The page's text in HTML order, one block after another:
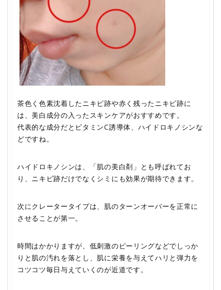
茶色く色素沈着したニキビ跡や赤く残ったニキビ跡に
は、美白成分の入ったスキンケアがおすすめです。
代表的な成分だとビタミンC誘導体、ハイドロキノシンな
どですね。
ハイドロキノシンは、「肌の美白剤」とも呼ばれてお
り、ニキビ跡だけでなくシミにも効果が期待できます。
次にクレータータイプは、肌のターンオーバーを正常に
させることが第一。
時間はかかりますが、低刺激のピーリングなどでしっか
りと肌の汚れを落とし、肌に栄養を与えてハリと弾力を
コツコツ毎日与えていくのが近道です。